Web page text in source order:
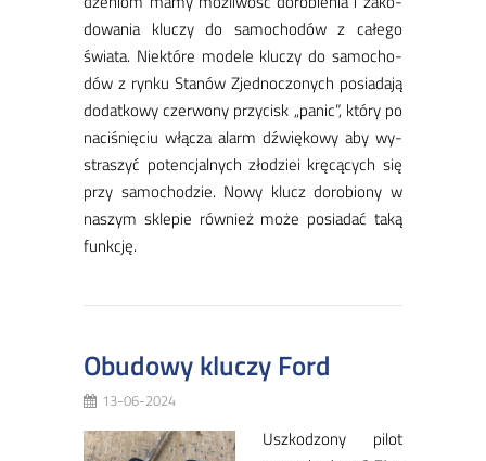
do­wa­nia klu­czy do sa­mo­cho­dów z ca­łe­go
świa­ta. Niek­tó­re mo­de­le klu­czy do sa­mo­cho­
dów z ryn­ku Sta­nów Zjed­no­czo­nych po­sia­da­ją
do­dat­ko­wy czer­wo­ny przy­cisk „pa­ni­c”, któ­ry po
na­ci­śnię­ciu włą­cza alarm dźwię­ko­wy aby wy­
stra­szyć po­ten­cjal­nych zło­dziei krę­cą­cych się
przy sa­mo­cho­dzie. No­wy klucz do­ro­bio­ny w
na­szym skle­pie rów­nież mo­że po­sia­dać ta­ką
funk­cję.
Obudowy kluczy Ford
13-06-2024
Usz­ko­dzo­ny pi­lot